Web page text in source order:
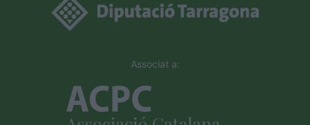
Associat a: